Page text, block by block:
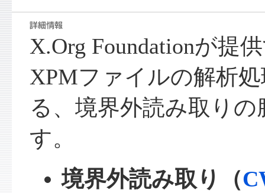
X.Org Foundationが提
XPMファイルの解析
る、境界外読み取り
す。
境界外読み取り（